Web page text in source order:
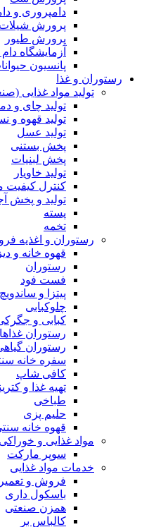
دامپروری و
پرورش شیلات
پرورش طیور
آزمایشگاه
پانسیون
رستوران و غذا
تولید مواد غذایی
تولید چای و
تولید قهوه و
تولید عسل
پخش بستنی
پخش لبنیات
تولید خاویار
کنترل کیفیت
تولید و پخش
پسته
تخمه
رستوران و اغذیه
قهوه خانه و
رستوران
فست فود
پیتزا و ساندویچ
چلوکبابی
کبابی و
رستوران
رستوران
سفره خانه
کافی شاپ
تهیه غذا و
طباخی
حلیم پزی
قهوه خانه
مواد غذایی و خوراکی
سوپر مارکت
خدمات مواد غذایی
فروش و تعمیر
باسکول داری
همزن صنعتی
کالباس بر